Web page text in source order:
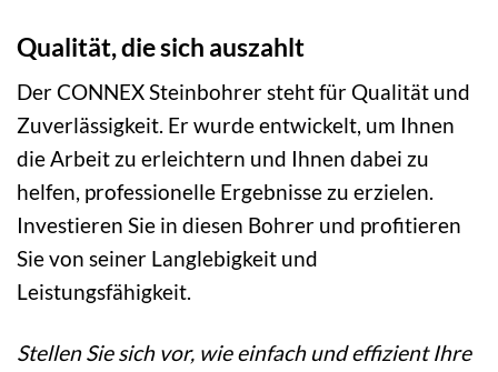
Qualität, die sich auszahlt
Der CONNEX Steinbohrer steht für Qualität und
Zuverlässigkeit. Er wurde entwickelt, um Ihnen
die Arbeit zu erleichtern und Ihnen dabei zu
helfen, professionelle Ergebnisse zu erzielen.
Investieren Sie in diesen Bohrer und profitieren
Sie von seiner Langlebigkeit und
Leistungsfähigkeit.
Stellen Sie sich vor, wie einfach und effizient Ihre